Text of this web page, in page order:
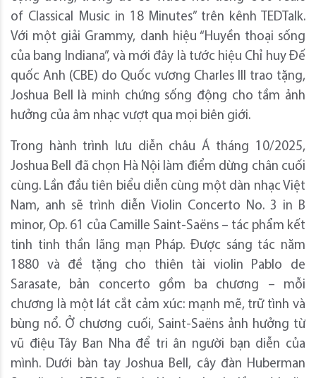
of Classical Music in 18 Minutes” trên kênh TEDTalk.
Với một giải Grammy, danh hiệu “Huyền thoại sống
của bang Indiana”, và mới đây là tước hiệu Chỉ huy Đế
quốc Anh (CBE) do Quốc vương Charles III trao tặng,
Joshua Bell là minh chứng sống động cho tầm ảnh
hưởng của âm nhạc vượt qua mọi biên giới.
Trong hành trình lưu diễn châu Á tháng 10/2025,
Joshua Bell đã chọn Hà Nội làm điểm dừng chân cuối
cùng. Lần đầu tiên biểu diễn cùng một dàn nhạc Việt
Nam, anh sẽ trình diễn Violin Concerto No. 3 in B
minor, Op. 61 của Camille Saint-Saëns – tác phẩm kết
tinh tinh thần lãng mạn Pháp. Được sáng tác năm
1880 và đề tặng cho thiên tài violin Pablo de
Sarasate, bản concerto gồm ba chương – mỗi
chương là một lát cắt cảm xúc: mạnh mẽ, trữ tình và
bùng nổ. Ở chương cuối, Saint-Saëns ảnh hưởng từ
vũ điệu Tây Ban Nha để tri ân người bạn diễn của
mình. Dưới bàn tay Joshua Bell, cây đàn Huberman